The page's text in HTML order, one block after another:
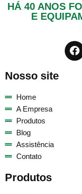
HÁ 40 ANOS
E
Nosso site
Home
A Empresa
Produtos
Blog
Assistência
Contato
Produtos